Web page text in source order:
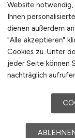
Website
Ihnen
dienen außerdem
"Alle akzeptieren"
Cookies zu. Unter
jeder Seite können
nachträglich